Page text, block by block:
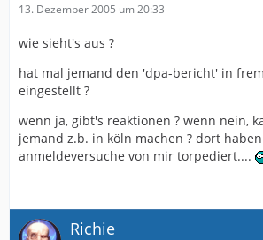
13. Dezember 2005 um 20:33
wie sieht's aus ?
hat mal jemand den 'dpa-bericht' in
eingestellt ?
wenn ja, gibt's reaktionen ? wenn nein,
jemand z.b. in köln machen ? dort
anmeldeversuche von mir torpediert....
Richie